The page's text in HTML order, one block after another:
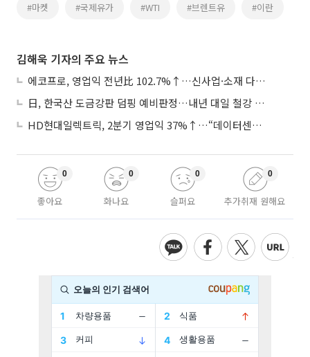
#마켓 #국제유가 #WTI #브렌트유 #이란
김해욱 기자의 주요 뉴스
에코프로, 영업익 전년比 102.7%↑…신사업·소재 다각화 박차
日, 한국산 도금강판 덤핑 예비판정…내년 대일 철강 수출 ‘빨간불’
HD현대일렉트릭, 2분기 영업익 37%↑…“데이터센터 사업, 새로운 성장 축”
좋아요
0
화나요
0
슬퍼요
0
추가취재 원해요
0